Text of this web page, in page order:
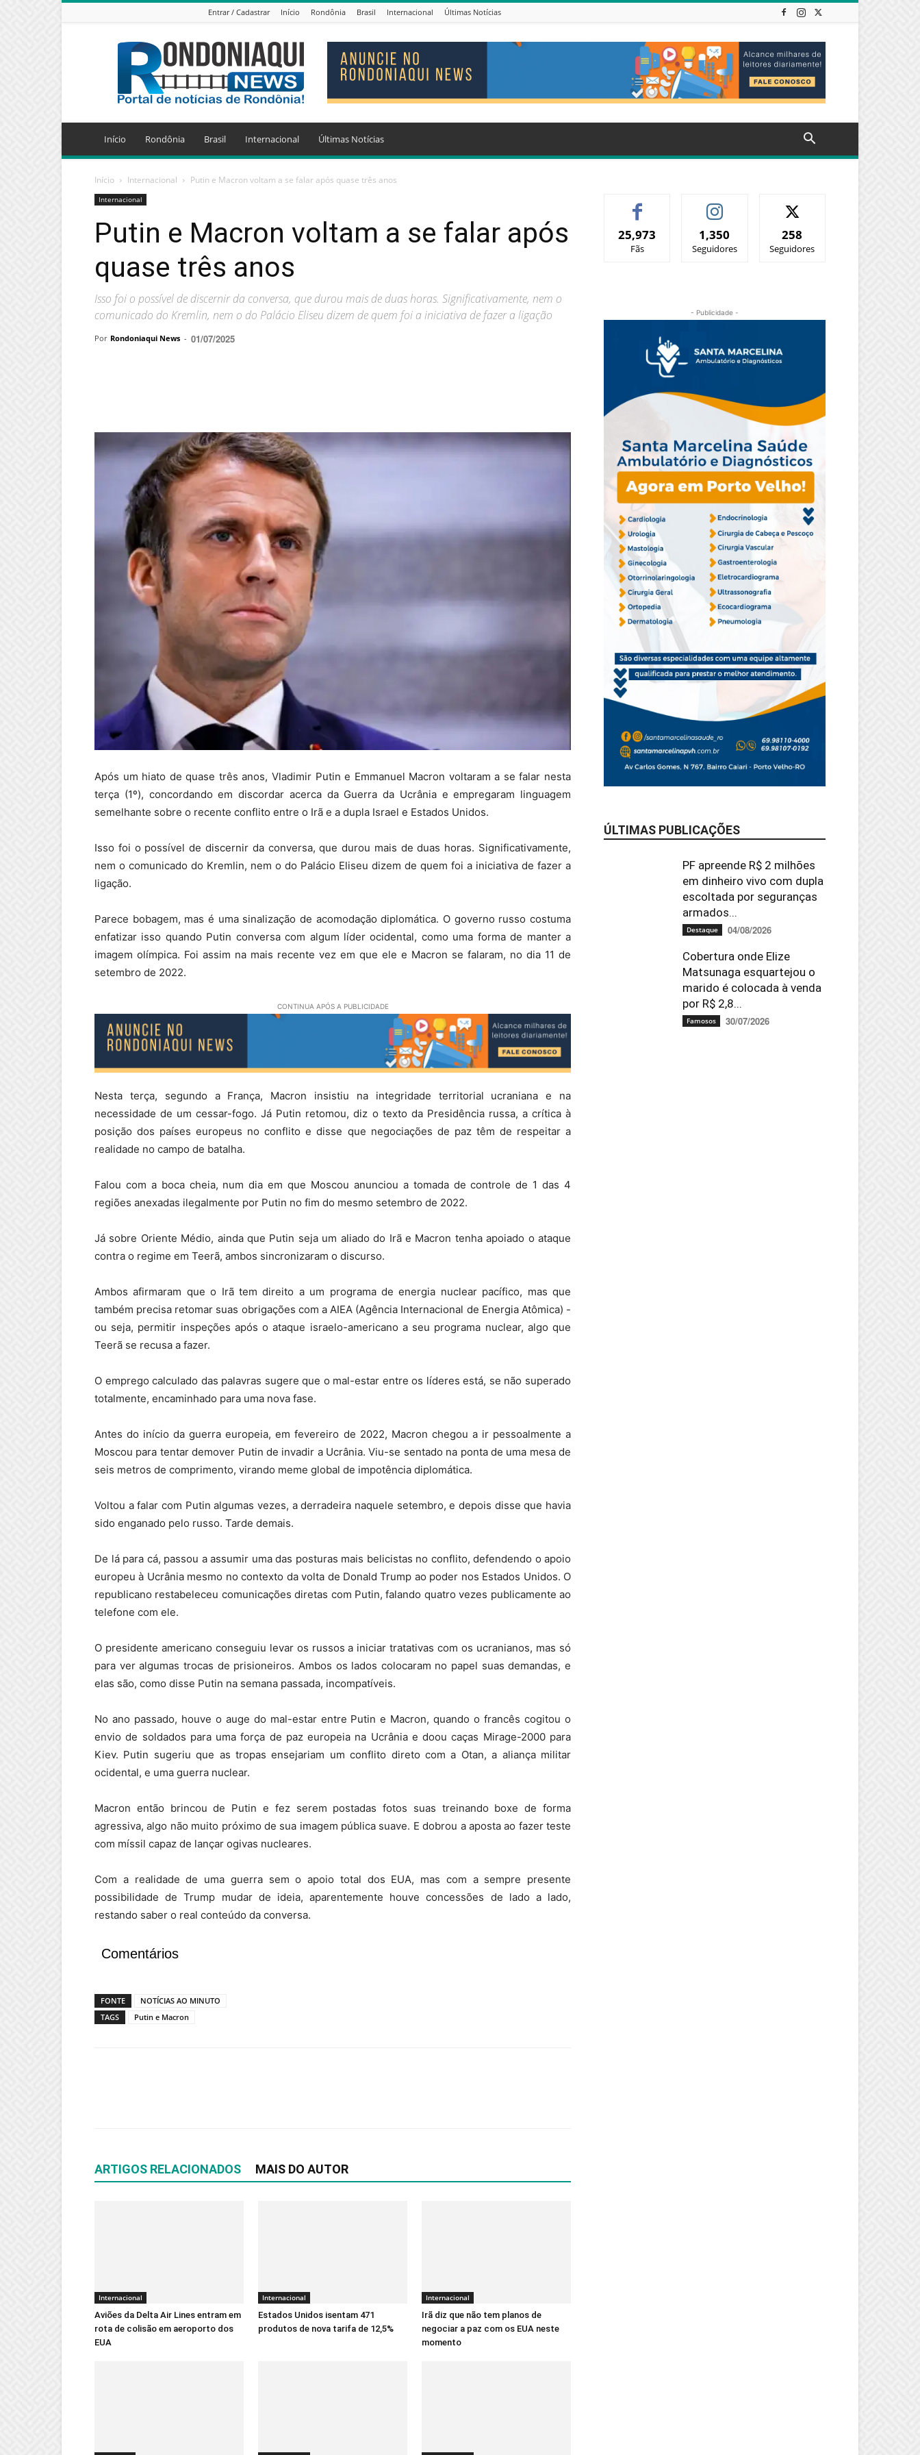
Entrar / Cadastrar Início Rondônia Brasil Internacional Últimas Notícias
Jornal
Eletrônico
Rondoniaqui
News
Início Rondônia Brasil Internacional Últimas Notícias
Início Internacional Putin e Macron voltam a se falar após quase três anos
Internacional
Putin e Macron voltam a se falar após
quase três anos
Isso foi o possível de discernir da conversa, que durou mais de duas horas. Significativamente, nem o
comunicado do Kremlin, nem o do Palácio Eliseu dizem de quem foi a iniciativa de fazer a ligação
Por Rondoniaqui News - 01/07/2025
Após um hiato de quase três anos, Vladimir Putin e Emmanuel Macron voltaram a se falar nesta
terça (1º), concordando em discordar acerca da Guerra da Ucrânia e empregaram linguagem
semelhante sobre o recente conflito entre o Irã e a dupla Israel e Estados Unidos.
Isso foi o possível de discernir da conversa, que durou mais de duas horas. Significativamente,
nem o comunicado do Kremlin, nem o do Palácio Eliseu dizem de quem foi a iniciativa de fazer a
ligação.
Parece bobagem, mas é uma sinalização de acomodação diplomática. O governo russo costuma
enfatizar isso quando Putin conversa com algum líder ocidental, como uma forma de manter a
imagem olímpica. Foi assim na mais recente vez em que ele e Macron se falaram, no dia 11 de
setembro de 2022.
CONTINUA APÓS A PUBLICIDADE
Nesta terça, segundo a França, Macron insistiu na integridade territorial ucraniana e na
necessidade de um cessar-fogo. Já Putin retomou, diz o texto da Presidência russa, a crítica à
posição dos países europeus no conflito e disse que negociações de paz têm de respeitar a
realidade no campo de batalha.
Falou com a boca cheia, num dia em que Moscou anunciou a tomada de controle de 1 das 4
regiões anexadas ilegalmente por Putin no fim do mesmo setembro de 2022.
Já sobre Oriente Médio, ainda que Putin seja um aliado do Irã e Macron tenha apoiado o ataque
contra o regime em Teerã, ambos sincronizaram o discurso.
Ambos afirmaram que o Irã tem direito a um programa de energia nuclear pacífico, mas que
também precisa retomar suas obrigações com a AIEA (Agência Internacional de Energia Atômica) -
ou seja, permitir inspeções após o ataque israelo-americano a seu programa nuclear, algo que
Teerã se recusa a fazer.
O emprego calculado das palavras sugere que o mal-estar entre os líderes está, se não superado
totalmente, encaminhado para uma nova fase.
Antes do início da guerra europeia, em fevereiro de 2022, Macron chegou a ir pessoalmente a
Moscou para tentar demover Putin de invadir a Ucrânia. Viu-se sentado na ponta de uma mesa de
seis metros de comprimento, virando meme global de impotência diplomática.
Voltou a falar com Putin algumas vezes, a derradeira naquele setembro, e depois disse que havia
sido enganado pelo russo. Tarde demais.
De lá para cá, passou a assumir uma das posturas mais belicistas no conflito, defendendo o apoio
europeu à Ucrânia mesmo no contexto da volta de Donald Trump ao poder nos Estados Unidos. O
republicano restabeleceu comunicações diretas com Putin, falando quatro vezes publicamente ao
telefone com ele.
O presidente americano conseguiu levar os russos a iniciar tratativas com os ucranianos, mas só
para ver algumas trocas de prisioneiros. Ambos os lados colocaram no papel suas demandas, e
elas são, como disse Putin na semana passada, incompatíveis.
No ano passado, houve o auge do mal-estar entre Putin e Macron, quando o francês cogitou o
envio de soldados para uma força de paz europeia na Ucrânia e doou caças Mirage-2000 para
Kiev. Putin sugeriu que as tropas ensejariam um conflito direto com a Otan, a aliança militar
ocidental, e uma guerra nuclear.
Macron então brincou de Putin e fez serem postadas fotos suas treinando boxe de forma
agressiva, algo não muito próximo de sua imagem pública suave. E dobrou a aposta ao fazer teste
com míssil capaz de lançar ogivas nucleares.
Com a realidade de uma guerra sem o apoio total dos EUA, mas com a sempre presente
possibilidade de Trump mudar de ideia, aparentemente houve concessões de lado a lado,
restando saber o real conteúdo da conversa.
Comentários
FONTE
NOTÍCIAS AO MINUTO
TAGS
Putin e Macron
ARTIGOS RELACIONADOS MAIS DO AUTOR
Internacional
Aviões da Delta Air Lines entram em
rota de colisão em aeroporto dos
EUA
Internacional
Estados Unidos isentam 471
produtos de nova tarifa de 12,5%
Internacional
Irã diz que não tem planos de
negociar a paz com os EUA neste
momento
25,973
Fãs
1,350
Seguidores
258
Seguidores
- Publicidade -
ÚLTIMAS PUBLICAÇÕES
PF apreende R$ 2 milhões
em dinheiro vivo com dupla
escoltada por seguranças
armados...
Destaque 04/08/2026
Cobertura onde Elize
Matsunaga esquartejou o
marido é colocada à venda
por R$ 2,8...
Famosos 30/07/2026